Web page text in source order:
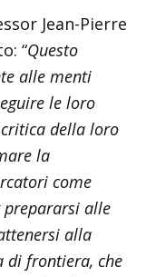
Jean-Pierre
“Questo
alle menti
le loro
della loro
la
come
prepararsi alle
alla
di frontiera, che